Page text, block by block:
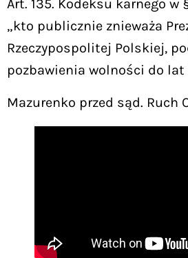
Art. 135. Kodeksu karnego w
„kto publicznie znieważa
Rzeczypospolitej Polskiej,
pozbawienia wolności do lat
Mazurenko przed sąd. Ruch